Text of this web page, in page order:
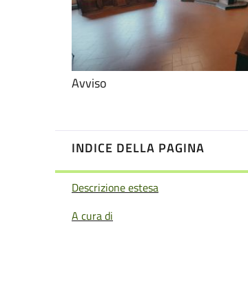
Avviso
INDICE DELLA PAGINA
Descrizione estesa
A cura di